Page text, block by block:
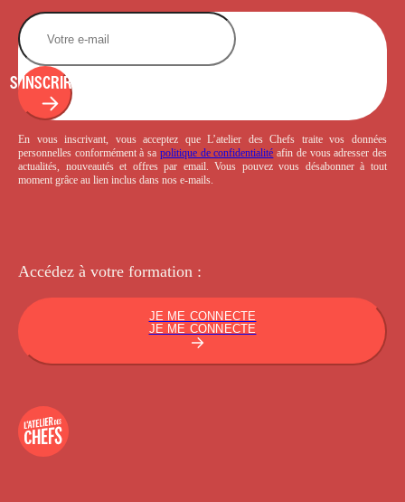
S'INSCRIRE
En vous inscrivant, vous acceptez que L’atelier des Chefs traite vos données
personnelles conformément à sa politique de confidentialité afin de vous adresser des
actualités, nouveautés et offres par email. Vous pouvez vous désabonner à tout
moment grâce au lien inclus dans nos e-mails.
Accédez à votre formation :
JE ME CONNECTE
JE ME CONNECTE